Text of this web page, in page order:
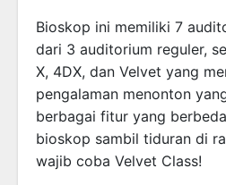
Bioskop ini memiliki 7
dari 3 auditorium reguler,
X, 4DX, dan Velvet yang
pengalaman menonton
berbagai fitur yang
bioskop sambil tiduran di
wajib coba Velvet Class!